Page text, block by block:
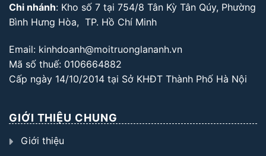
Chi nhánh: Kho số 7 tại 754/8 Tân Kỳ Tân Qúy, Phường
Bình Hưng Hòa, TP. Hồ Chí Minh
Email: kinhdoanh@moitruonglananh.vn
Mã số thuế: 0106664882
Cấp ngày 14/10/2014 tại Sở KHĐT Thành Phố Hà Nội
GIỚI THIỆU CHUNG
Giới thiệu